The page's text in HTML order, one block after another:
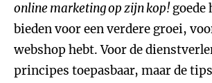
online marketing op zijn kop! goede
bieden voor een verdere groei,
webshop hebt. Voor de
principes toepasbaar, maar de